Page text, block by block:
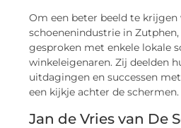
Om een beter beeld te krijgen
schoenenindustrie in
gesproken met enkele lokale
winkeleigenaren. Zij deelden
uitdagingen en successen
een kijkje achter de schermen.
Jan de Vries van De